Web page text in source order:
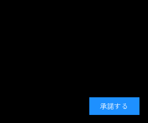
承諾する